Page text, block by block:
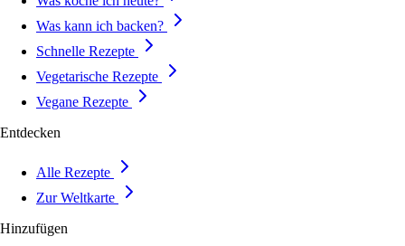
Was kann ich backen?
Schnelle Rezepte
Vegetarische Rezepte
Vegane Rezepte
Entdecken
Alle Rezepte
Zur Weltkarte
Hinzufügen